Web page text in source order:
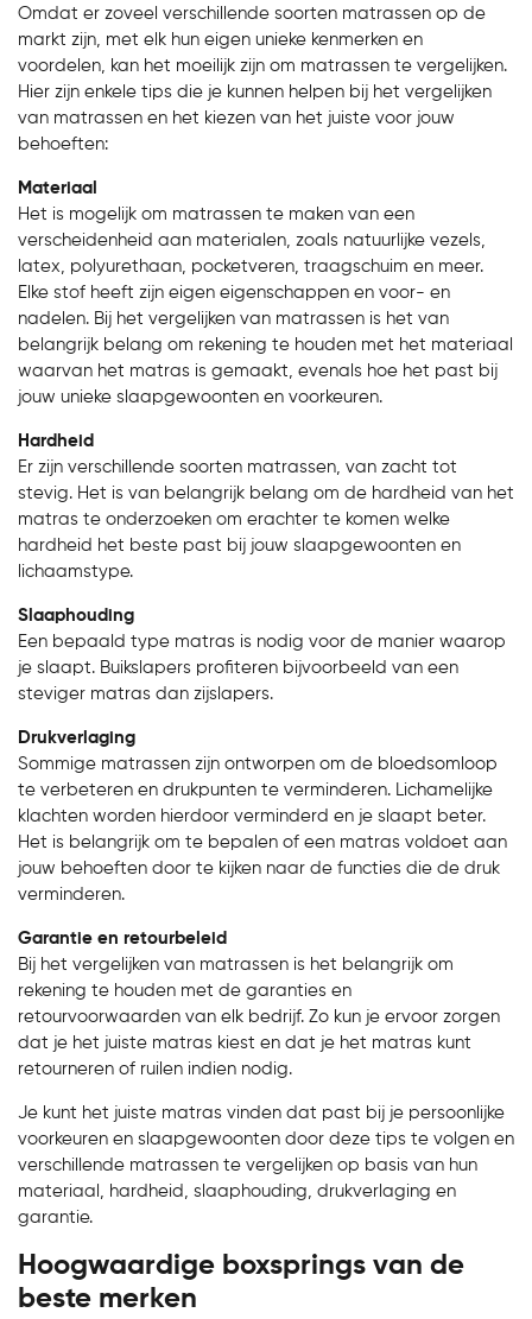
Omdat er zoveel verschillende soorten matrassen op de
markt zijn, met elk hun eigen unieke kenmerken en
voordelen, kan het moeilijk zijn om matrassen te vergelijken.
Hier zijn enkele tips die je kunnen helpen bij het vergelijken
van matrassen en het kiezen van het juiste voor jouw
behoeften:
Materiaal
Het is mogelijk om matrassen te maken van een
verscheidenheid aan materialen, zoals natuurlijke vezels,
latex, polyurethaan, pocketveren, traagschuim en meer.
Elke stof heeft zijn eigen eigenschappen en voor- en
nadelen. Bij het vergelijken van matrassen is het van
belangrijk belang om rekening te houden met het materiaal
waarvan het matras is gemaakt, evenals hoe het past bij
jouw unieke slaapgewoonten en voorkeuren.
Hardheid
Er zijn verschillende soorten matrassen, van zacht tot
stevig. Het is van belangrijk belang om de hardheid van het
matras te onderzoeken om erachter te komen welke
hardheid het beste past bij jouw slaapgewoonten en
lichaamstype.
Slaaphouding
Een bepaald type matras is nodig voor de manier waarop
je slaapt. Buikslapers profiteren bijvoorbeeld van een
steviger matras dan zijslapers.
Drukverlaging
Sommige matrassen zijn ontworpen om de bloedsomloop
te verbeteren en drukpunten te verminderen. Lichamelijke
klachten worden hierdoor verminderd en je slaapt beter.
Het is belangrijk om te bepalen of een matras voldoet aan
jouw behoeften door te kijken naar de functies die de druk
verminderen.
Garantie en retourbeleid
Bij het vergelijken van matrassen is het belangrijk om
rekening te houden met de garanties en
retourvoorwaarden van elk bedrijf. Zo kun je ervoor zorgen
dat je het juiste matras kiest en dat je het matras kunt
retourneren of ruilen indien nodig.
Je kunt het juiste matras vinden dat past bij je persoonlijke
voorkeuren en slaapgewoonten door deze tips te volgen en
verschillende matrassen te vergelijken op basis van hun
materiaal, hardheid, slaaphouding, drukverlaging en
garantie.
Hoogwaardige boxsprings van de
beste merken